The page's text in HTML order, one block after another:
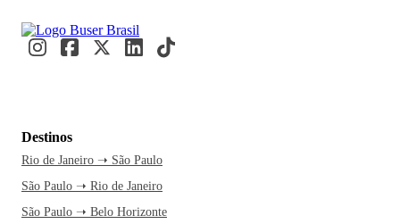
Destinos
Rio de Janeiro ➝ São Paulo
São Paulo ➝ Rio de Janeiro
São Paulo ➝ Belo Horizonte